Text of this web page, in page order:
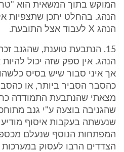
המוקש בתוך המשאית הוא
הנהג. בהחלט יתכן שתצפיות
הנהג X לעבוד אצל התובעת.
15. הנתבעת טוענת, שהגנב
הנהג. אין ספק שזה יכול
אך איני סבור שיש בסיס
כהסבר הסביר ביותר, או
מצאתי שהנתבעת התמודדה
שהגניבה בוצעה ע"י גנב
שנעשתה בעקבות איסוף
המפתחות הנוסף שנעלם
הצדדים הרבו לעסוק במערכות